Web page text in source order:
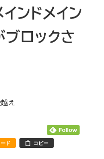
ンドメイン
ロックさ
え
ド コピー